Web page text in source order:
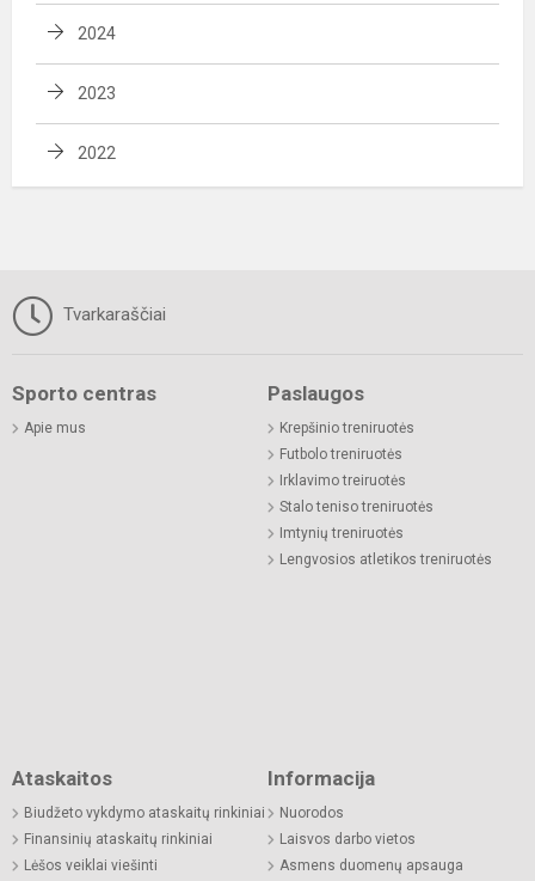
2024
2023
2022
Tvarkaraščiai
Sporto centras
Apie mus
Paslaugos
Krepšinio treniruotės
Futbolo treniruotės
Irklavimo treiruotės
Stalo teniso treniruotės
Imtynių treniruotės
Lengvosios atletikos treniruotės
Ataskaitos
Biudžeto vykdymo ataskaitų rinkiniai
Finansinių ataskaitų rinkiniai
Lėšos veiklai viešinti
Informacija
Nuorodos
Laisvos darbo vietos
Asmens duomenų apsauga